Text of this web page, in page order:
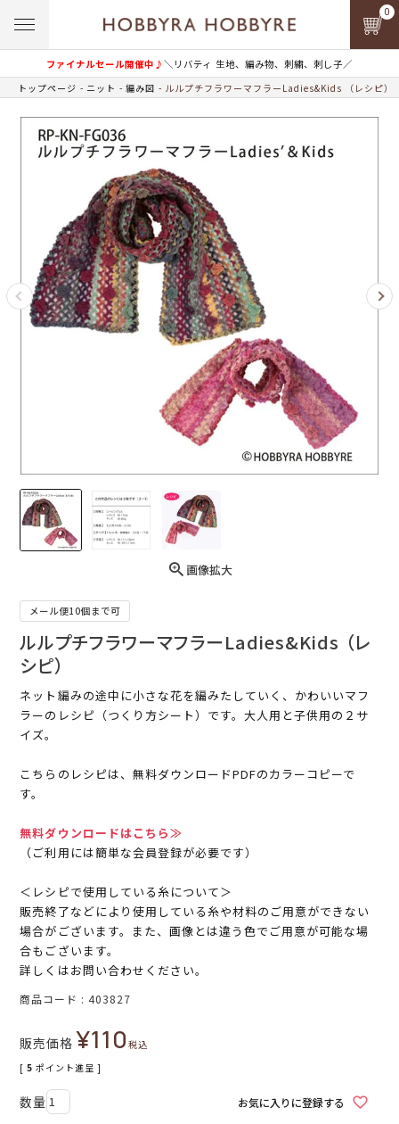
ファイナルセール開催中♪＼リバティ 生地、編み物、刺繍、刺し子／
0
トップページ ニット 編み図 ルルプチフラワーマフラーLadies&Kids （レシピ）
画像拡大
メール便10個まで可
ルルプチフラワーマフラーLadies&Kids （レ
シピ）
ネット編みの途中に小さな花を編みたしていく、かわいいマフ
ラーのレシピ（つくり方シート）です。大人用と子供用の２サ
イズ。
こちらのレシピは、無料ダウンロードPDFのカラーコピーで
す。
無料ダウンロードはこちら≫
（ご利用には簡単な会員登録が必要です）
＜レシピで使用している糸について＞
販売終了などにより使用している糸や材料のご用意ができない
場合がございます。また、画像とは違う色でご用意が可能な場
合もございます。
詳しくはお問い合わせください。
商品コード 403827
販売価格 ¥110税込
[ 5 ポイント進呈 ]
お気に入りに登録する